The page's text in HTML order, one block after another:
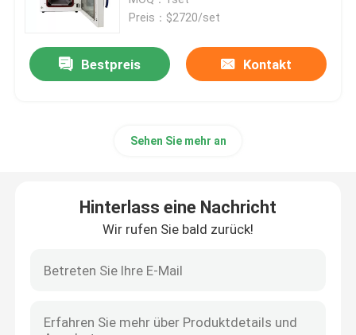
Temperatur-Feuchtigkeits-Kammer
Preis：$2720/set
Bestpreis Kontakt
Sehen Sie mehr an
Hinterlass eine Nachricht
Wir rufen Sie bald zurück!